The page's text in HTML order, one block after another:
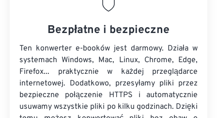
Bezpłatne i bezpieczne
Ten konwerter e-booków jest darmowy. Działa w
systemach Windows, Mac, Linux, Chrome, Edge,
Firefox... praktycznie w każdej przeglądarce
internetowej. Dodatkowo, przesyłamy pliki przez
bezpieczne połączenie HTTPS i automatycznie
usuwamy wszystkie pliki po kilku godzinach. Dzięki